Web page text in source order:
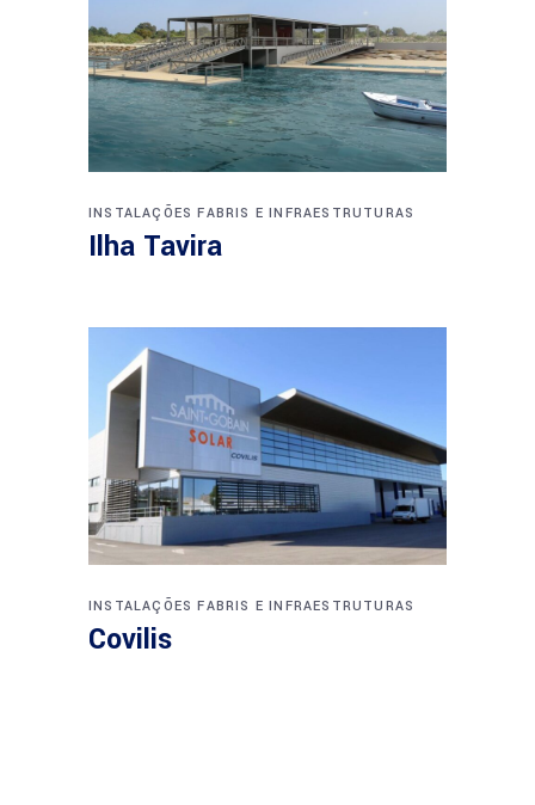
INSTALAÇÕES FABRIS E INFRAESTRUTURAS
Ilha Tavira
INSTALAÇÕES FABRIS E INFRAESTRUTURAS
Covilis